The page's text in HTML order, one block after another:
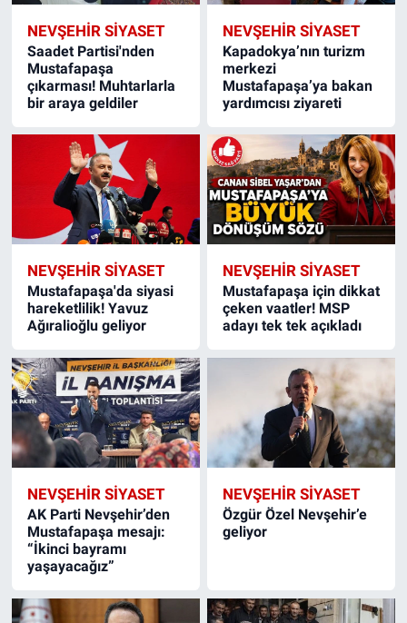
NEVŞEHIR SIYASET
Saadet Partisi'nden
Mustafapaşa
çıkarması! Muhtarlarla
bir araya geldiler
NEVŞEHIR SIYASET
Kapadokya’nın turizm
merkezi
Mustafapaşa’ya bakan
yardımcısı ziyareti
NEVŞEHIR SIYASET
Mustafapaşa'da siyasi
hareketlilik! Yavuz
Ağıralioğlu geliyor
NEVŞEHIR SIYASET
Mustafapaşa için dikkat
çeken vaatler! MSP
adayı tek tek açıkladı
NEVŞEHIR SIYASET
AK Parti Nevşehir’den
Mustafapaşa mesajı:
“İkinci bayramı
yaşayacağız”
NEVŞEHIR SIYASET
Özgür Özel Nevşehir’e
geliyor